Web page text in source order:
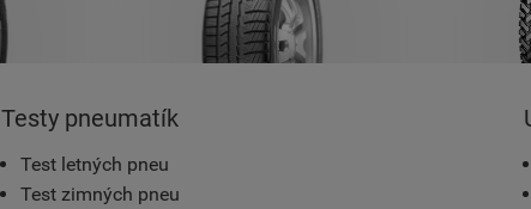
Testy pneumatík
Test letných pneu
Test zimných pneu